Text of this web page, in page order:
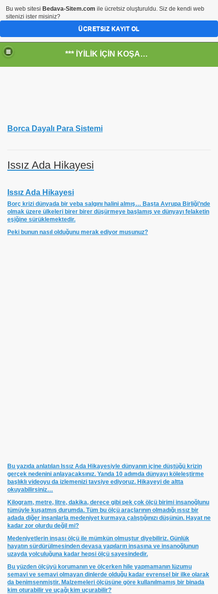
*** İYİLİK İÇİN KOŞANLARIN YERİ***
Borca Dayalı Para Sistemi
Issız Ada Hikayesi
Issız Ada Hikayesi
Borç krizi dünyada bir veba salgını halini almış… Başta Avrupa Birliği’nde
olmak üzere ülkeleri birer birer düşürmeye başlamış ve dünyayı felaketin
eşiğine sürüklemektedir.
Peki bunun nasıl olduğunu merak ediyor musunuz?
Bu yazıda anlatılan Issız Ada Hikayesiyle dünyanın içine düştüğü krizin
gerçek nedenini anlayacaksınız. Yanda 10 adımda dünyayı köleleştirme
başlıklı videoyu da izlemenizi tavsiye ediyoruz. Hikayeyi de altta
okuyabilirsiniz…
Kilogram, metre, litre, dakika, derece gibi pek çok ölçü birimi insanoğlunu
tümüyle kuşatmış durumda. Tüm bu ölçü araçlarının olmadığı ıssız bir
adada diğer insanlarla medeniyet kurmaya çalıştığınızı düşünün. Hayat ne
kadar zor olurdu değil mi?
Medeniyetlerin inşası ölçü ile mümkün olmuştur diyebiliriz. Günlük
hayatın sürdürülmesinden devasa yapıların inşasına ve insanoğlunun
uzayda yolculuğuna kadar hepsi ölçü sayesindedir.
Bu yüzden ölçüyü korumanın ve ölçerken hile yapmamanın lüzumu
semavi ve semavi olmayan dinlerde olduğu kadar evrensel bir ilke olarak
da benimsenmiştir. Malzemeleri ölçüsüne göre kullanılmamış bir binada
kim oturabilir ve uçağı kim uçurabilir?
4,3 YTL
Bu web sitesi Bedava-Sitem.com ile ücretsiz oluşturuldu. Siz de kendi web
sitenizi ister misiniz?
ÜCRETSIZ KAYIT OL